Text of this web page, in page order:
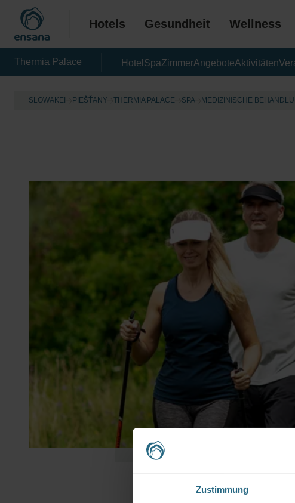
Zustimmung
Hotels Gesundheit Wellness
Thermia Palace Hotel SpaZimmerAngeboteAktivitäten
SLOWAKEI PIEŠŤANY THERMIA PALACE SPA MEDIZINISCHE